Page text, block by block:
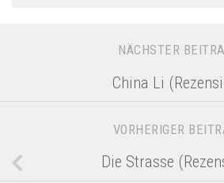
NÄCHSTER
China Li
VORHERIGER
Die Strasse